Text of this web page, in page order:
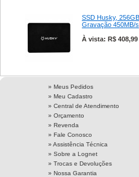
SSD Husky,
Gravação 450MB/
À vista: R$ 408,99
» Meus Pedidos
» Meu Cadastro
» Central de Atendimento
» Orçamento
» Revenda
» Fale Conosco
» Assistência Técnica
» Sobre a Lognet
» Trocas e Devoluções
» Nossa Garantia